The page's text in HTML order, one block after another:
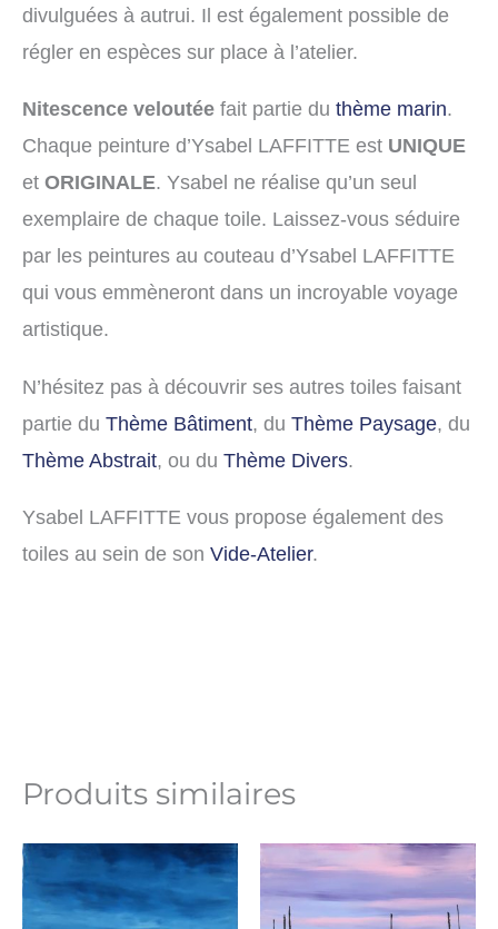
divulguées à autrui. Il est également possible de
régler en espèces sur place à l’atelier.
Nitescence veloutée fait partie du thème marin.
Chaque peinture d’Ysabel LAFFITTE est UNIQUE
et ORIGINALE. Ysabel ne réalise qu’un seul
exemplaire de chaque toile. Laissez-vous séduire
par les peintures au couteau d’Ysabel LAFFITTE
qui vous emmèneront dans un incroyable voyage
artistique.
N’hésitez pas à découvrir ses autres toiles faisant
partie du Thème Bâtiment, du Thème Paysage, du
Thème Abstrait, ou du Thème Divers.
Ysabel LAFFITTE vous propose également des
toiles au sein de son Vide-Atelier.
Produits similaires